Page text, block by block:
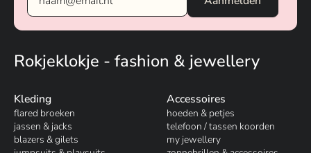
Rokjeklokje - fashion & jewellery
Kleding
flared broeken
jassen & jacks
blazers & gilets
Accessoires
hoeden & petjes
telefoon / tassen koorden
my jewellery